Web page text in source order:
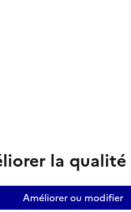
la
Améliorer ou modifier